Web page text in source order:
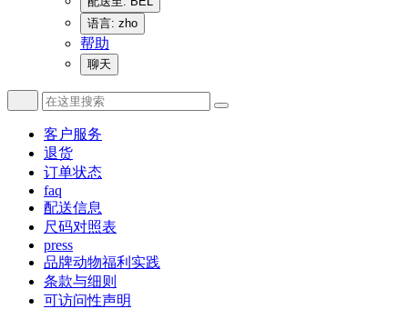
语言: zho
帮助
聊天
客户服务
退货
订单状态
faq
配送信息
尺码对照表
press
品牌动物福利实践
条款与细则
可访问性声明